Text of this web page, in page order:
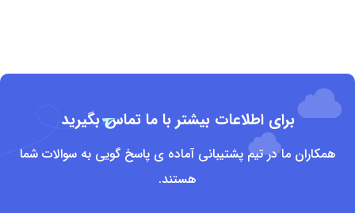
برای اطلاعات بیشتر با ما تماس بگیرید
همکاران ما در تیم پشتیبانی آماده ی پاسخ گویی به سوالات شما
هستند.